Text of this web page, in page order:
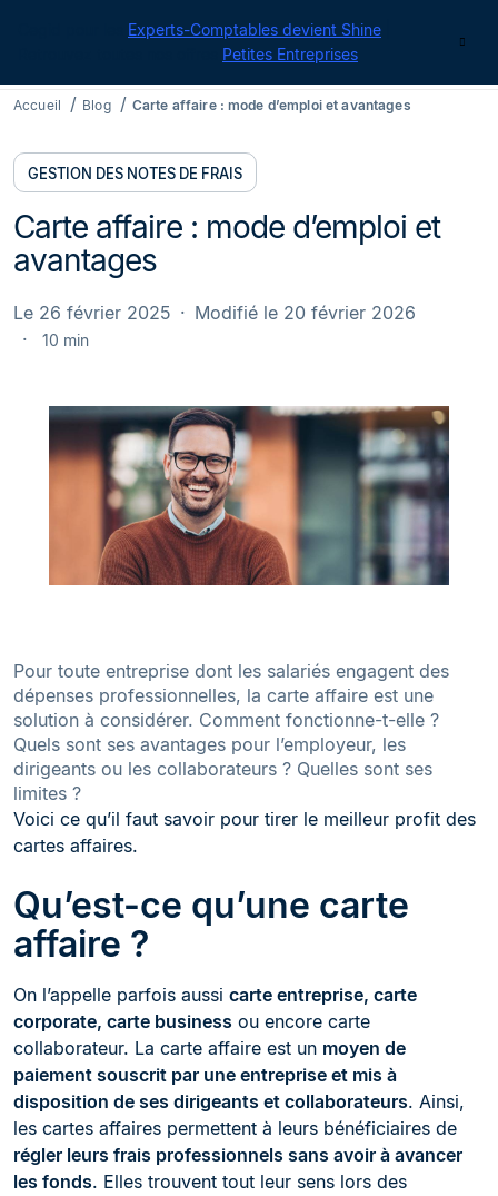
Experts-Comptables devient Shine
Petites Entreprises
Accueil Blog Carte affaire : mode d’emploi et avantages
GESTION DES NOTES DE FRAIS
Carte affaire : mode d’emploi et
avantages
Le 26 février 2025 Modifié le 20 février 2026
10 min
Pour toute entreprise dont les salariés engagent des
dépenses professionnelles, la carte affaire est une
solution à considérer. Comment fonctionne-t-elle ?
Quels sont ses avantages pour l’employeur, les
dirigeants ou les collaborateurs ? Quelles sont ses
limites ?
Voici ce qu’il faut savoir pour tirer le meilleur profit des
cartes affaires.
Qu’est-ce qu’une carte
affaire ?
On l’appelle parfois aussi carte entreprise, carte
corporate, carte business ou encore carte
collaborateur. La carte affaire est un moyen de
paiement souscrit par une entreprise et mis à
disposition de ses dirigeants et collaborateurs. Ainsi,
les cartes affaires permettent à leurs bénéficiaires de
régler leurs frais professionnels sans avoir à avancer
les fonds. Elles trouvent tout leur sens lors des